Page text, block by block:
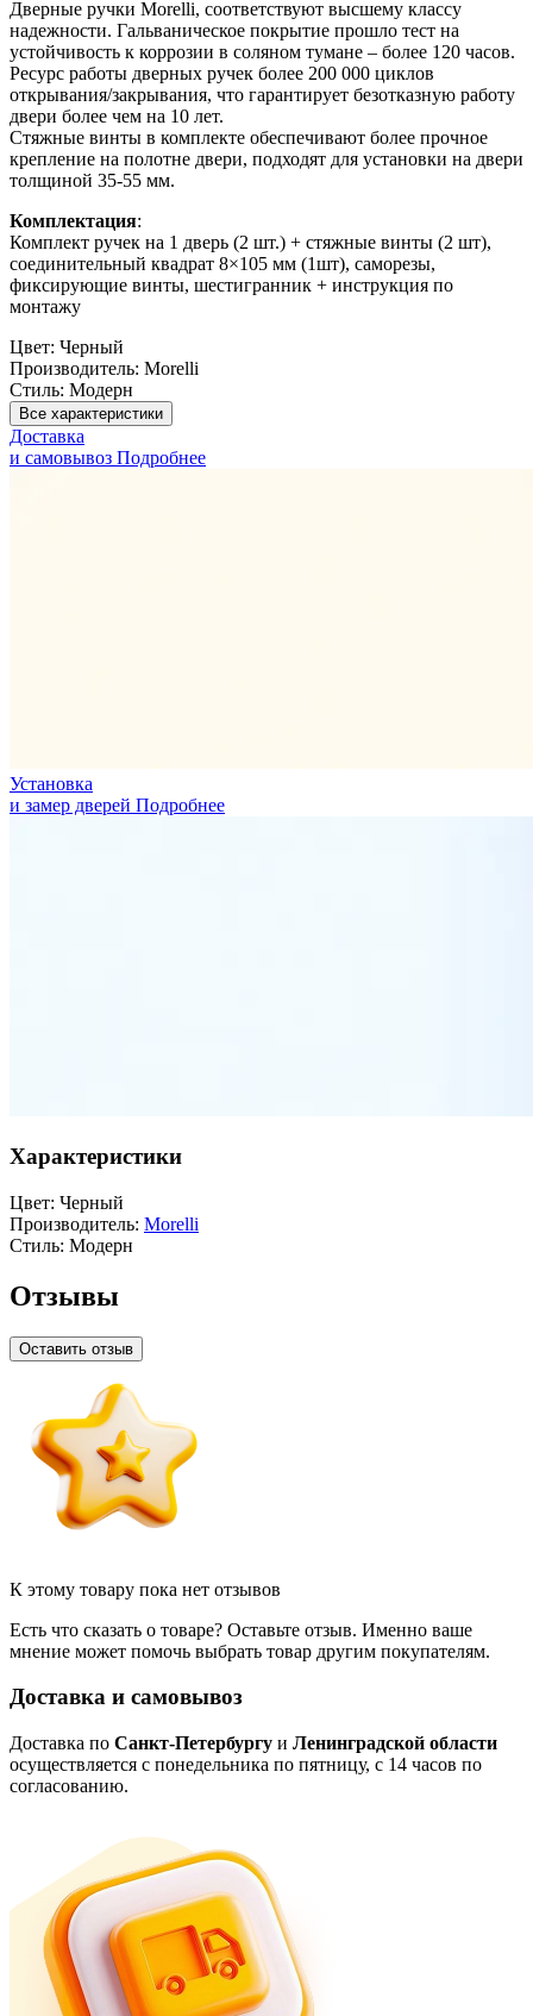
Дверные ручки Morelli, соответствуют высшему классу
надежности. Гальваническое покрытие прошло тест на
устойчивость к коррозии в соляном тумане – более 120 часов.
Ресурс работы дверных ручек более 200 000 циклов
открывания/закрывания, что гарантирует безотказную работу
двери более чем на 10 лет.
Стяжные винты в комплекте обеспечивают более прочное
крепление на полотне двери, подходят для установки на двери
толщиной 35-55 мм.
Комплектация:
Комплект ручек на 1 дверь (2 шт.) + стяжные винты (2 шт),
соединительный квадрат 8×105 мм (1шт), саморезы,
фиксирующие винты, шестигранник + инструкция по
монтажу
Цвет: Черный
Производитель: Morelli
Стиль: Модерн
Все характеристики
Доставка
и самовывоз Подробнее
Установка
и замер дверей Подробнее
Характеристики
Цвет: Черный
Производитель: Morelli
Стиль: Модерн
Отзывы
Оставить отзыв
К этому товару пока нет отзывов
Есть что сказать о товаре? Оставьте отзыв. Именно ваше
мнение может помочь выбрать товар другим покупателям.
Доставка и самовывоз
Доставка по Санкт-Петербургу и Ленинградской области
осуществляется с понедельника по пятницу, с 14 часов по
согласованию.